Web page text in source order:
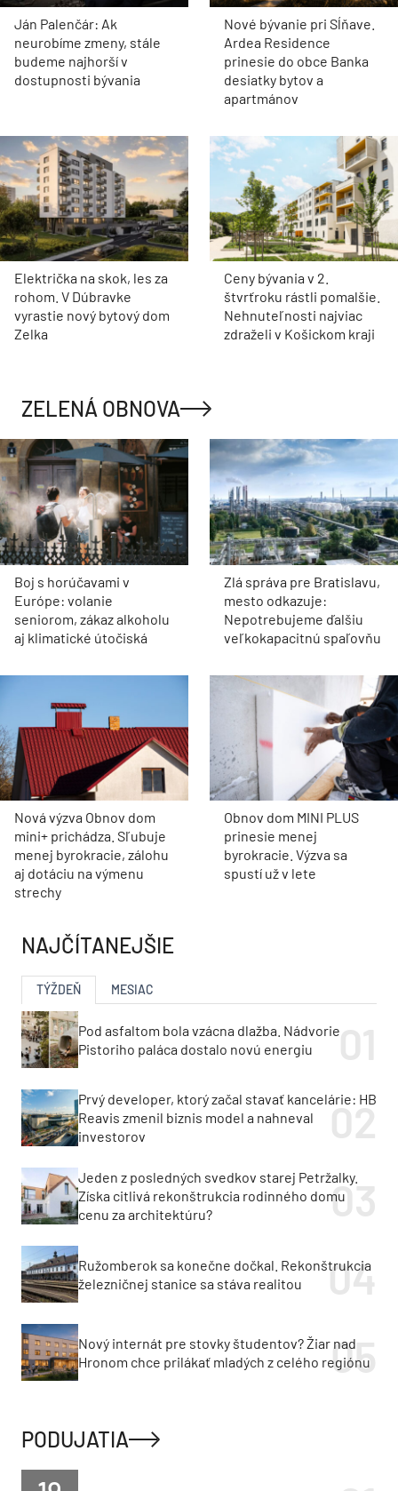
Ján Palenčár: Ak
neurobíme zmeny, stále
budeme najhorší v
dostupnosti bývania
Nové bývanie pri Sĺňave.
Ardea Residence
prinesie do obce Banka
desiatky bytov a
apartmánov
Električka na skok, les za
rohom. V Dúbravke
vyrastie nový bytový dom
Zelka
Ceny bývania v 2.
štvrťroku rástli pomalšie.
Nehnuteľnosti najviac
zdraželi v Košickom kraji
ZELENÁ OBNOVA
Boj s horúčavami v
Európe: volanie
seniorom, zákaz alkoholu
aj klimatické útočiská
Zlá správa pre Bratislavu,
mesto odkazuje:
Nepotrebujeme ďalšiu
veľkokapacitnú spaľovňu
Nová výzva Obnov dom
mini+ prichádza. Sľubuje
menej byrokracie, zálohu
aj dotáciu na výmenu
strechy
Obnov dom MINI PLUS
prinesie menej
byrokracie. Výzva sa
spustí už v lete
NAJČÍTANEJŠIE
TÝŽDEŇ MESIAC
Pod asfaltom bola vzácna dlažba. Nádvorie
Pistoriho paláca dostalo novú energiu
Prvý developer, ktorý začal stavať kancelárie: HB
Reavis zmenil biznis model a nahneval
investorov
Jeden z posledných svedkov starej Petržalky.
Získa citlivá rekonštrukcia rodinného domu
cenu za architektúru?
Ružomberok sa konečne dočkal. Rekonštrukcia
železničnej stanice sa stáva realitou
Nový internát pre stovky študentov? Žiar nad
Hronom chce prilákať mladých z celého regiónu
PODUJATIA